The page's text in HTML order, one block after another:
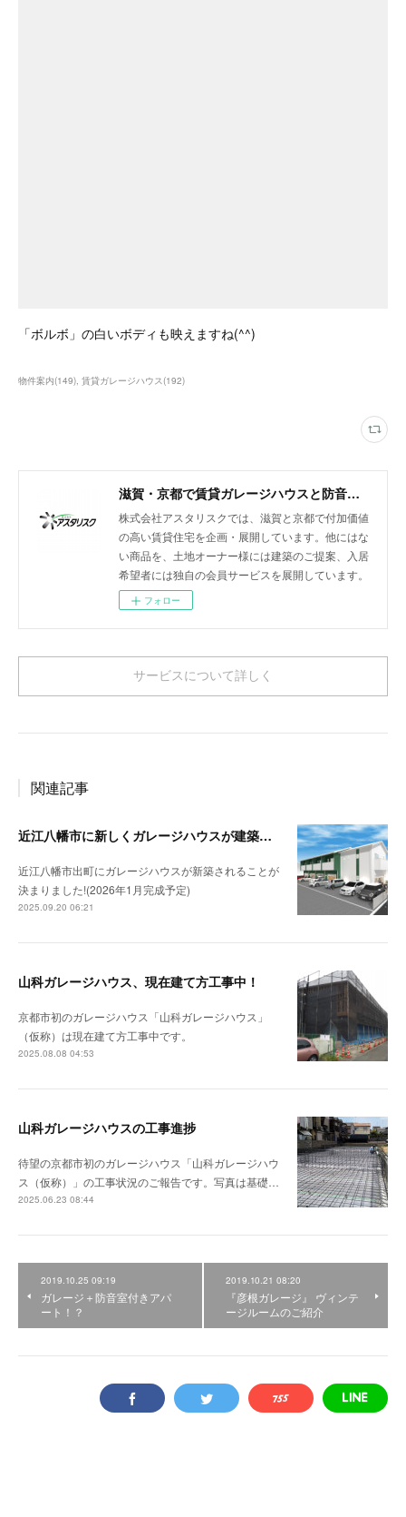
「ボルボ」の白いボディも映えますね(^^)
物件案内(149) 賃貸ガレージハウス(192)
滋賀・京都で賃貸ガレージハウスと防音室付きアパートを展開
株式会社アスタリスクでは、滋賀と京都で付加価値
の高い賃貸住宅を企画・展開しています。他にはな
い商品を、土地オーナー様には建築のご提案、入居
希望者には独自の会員サービスを展開しています。
フォロー
サービスについて詳しく
関連記事
近江八幡市に新しくガレージハウスが建築されます！（仮称：出町ガレージハウス）！
近江八幡市出町にガレージハウスが新築されることが
決まりました!(2026年1月完成予定)
2025.09.20 06:21
山科ガレージハウス、現在建て方工事中！
京都市初のガレージハウス「山科ガレージハウス」
（仮称）は現在建て方工事中です。
2025.08.08 04:53
山科ガレージハウスの工事進捗
待望の京都市初のガレージハウス「山科ガレージハウ
ス（仮称）」の工事状況のご報告です。写真は基礎…
2025.06.23 08:44
2019.10.25 09:19
ガレージ＋防音室付きアパ
ート！？
2019.10.21 08:20
『彦根ガレージ』 ヴィンテ
ージルームのご紹介